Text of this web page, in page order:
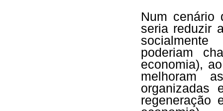
Num cenário
seria reduzir
poderiam
economia),
melhoram
organizadas
regeneração